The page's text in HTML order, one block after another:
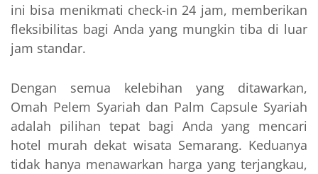
ini bisa menikmati check-in 24 jam, memberikan
fleksibilitas bagi Anda yang mungkin tiba di luar
jam standar.
Dengan semua kelebihan yang ditawarkan,
Omah Pelem Syariah dan Palm Capsule Syariah
adalah pilihan tepat bagi Anda yang mencari
hotel murah dekat wisata Semarang. Keduanya
tidak hanya menawarkan harga yang terjangkau,